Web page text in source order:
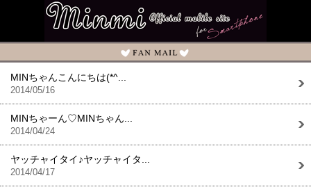
MINちゃんこんにちは(*^...
2014/05/16
MINちゃーん♡MINちゃん...
2014/04/24
ヤッチャイタイ♪ヤッチャイタ...
2014/04/17